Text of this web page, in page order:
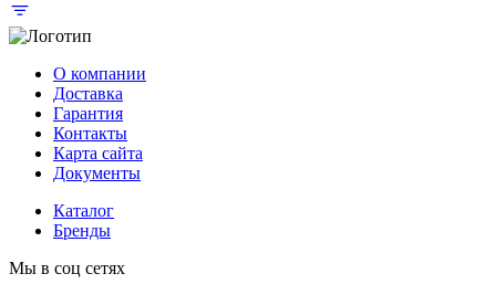
О компании
Доставка
Гарантия
Контакты
Карта сайта
Документы
Каталог
Бренды
Мы в соц сетях